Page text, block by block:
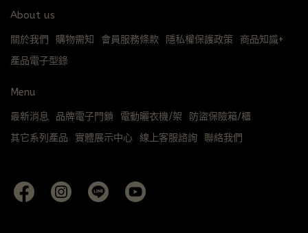
About us
關於我們 購物需知 會員服務條款 隱私權保護政策
商品知識+
產品電子型錄
Menu
最新消息 品牌電子門鎖 電動曬衣機/架
防盜保險箱/櫃
其它系列產品
實體展示中心 線上客服諮詢 聯絡我們